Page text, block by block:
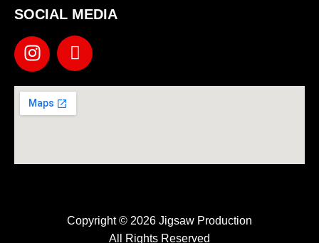
SOCIAL MEDIA
Copyright © 2026 Jigsaw Production
All Rights Reserved